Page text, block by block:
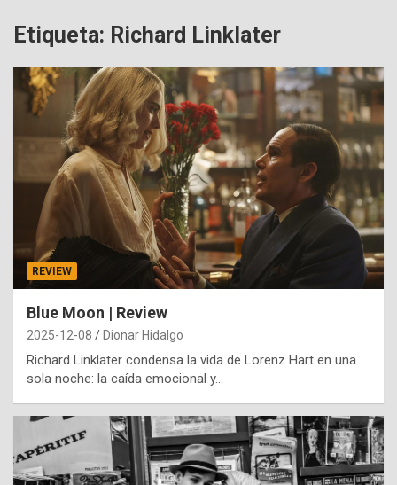
Etiqueta: Richard Linklater
REVIEW
Blue Moon | Review
2025-12-08 Dionar Hidalgo
Richard Linklater condensa la vida de Lorenz Hart en una
sola noche: la caída emocional y…